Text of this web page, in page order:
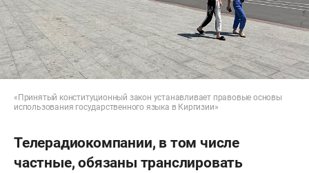
«Принятый конституционный закон устанавливает правовые основы
использования государственного языка в Киргизии»
Телерадиокомпании, в том числе
частные, обязаны транслировать